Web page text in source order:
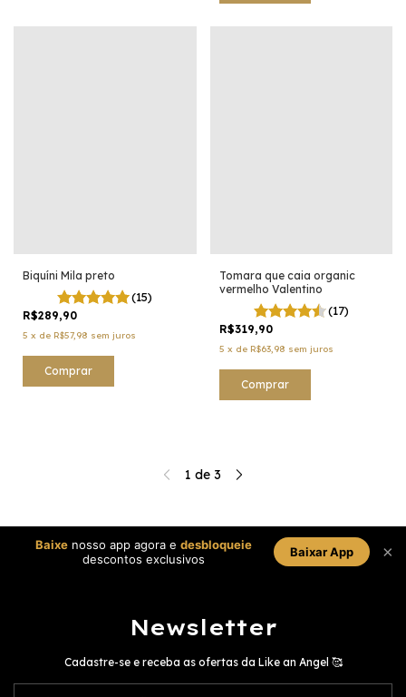
Biquíni Mila preto
(15)
R$289,90
5 x de R$57,98 sem juros
Comprar
Tomara que caia organic
vermelho Valentino
(17)
R$319,90
5 x de R$63,98 sem juros
Comprar
1 de 3
Baixenosso app agora e desbloqueie
descontos exclusivos
Baixar App ×
Newsletter
Cadastre-se e receba as ofertas da Like an Angel 🥰